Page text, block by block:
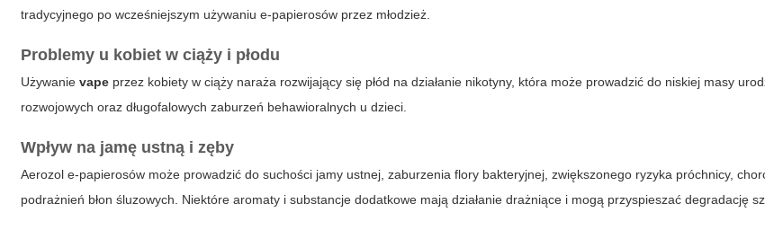
tradycyjnego po wcześniejszym używaniu e-papierosów przez młodzież.
Problemy u kobiet w ciąży i płodu
Używanievape przez kobiety w ciąży naraża rozwijający się płód na działanie nikotyny, która może prowadzić do niskiej masy
rozwojowych oraz długofalowych zaburzeń behawioralnych u dzieci.
Wpływ na jamę ustną i zęby
Aerozol e-papierosów może prowadzić do suchości jamy ustnej, zaburzenia flory bakteryjnej, zwiększonego ryzyka próchnicy,
podrażnień błon śluzowych. Niektóre aromaty i substancje dodatkowe mają działanie drażniące i mogą przyspieszać degradację